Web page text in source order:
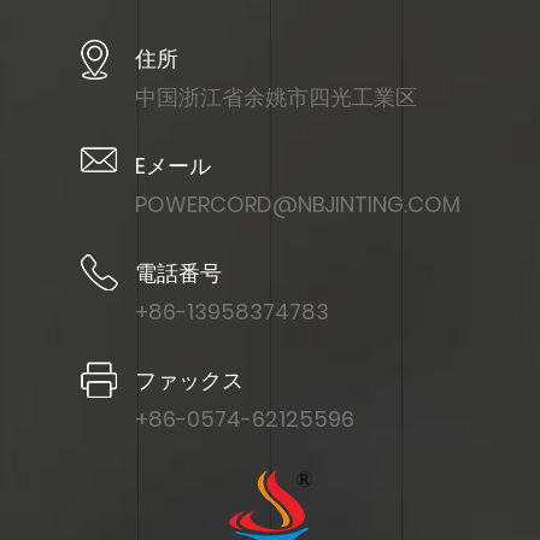
住所
中国浙江省余姚市四光工業区
Eメール
POWERCORD@NBJINTING.COM
電話番号
+86-13958374783
ファックス
+86-0574-62125596